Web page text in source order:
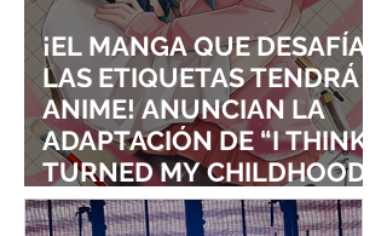
¡EL MANGA QUE DESAFÍA
LAS ETIQUETAS TENDRÁ
ANIME! ANUNCIAN LA
ADAPTACIÓN DE “I THINK I
TURNED MY CHILDHOOD
FRIEND INTO A GIRL”